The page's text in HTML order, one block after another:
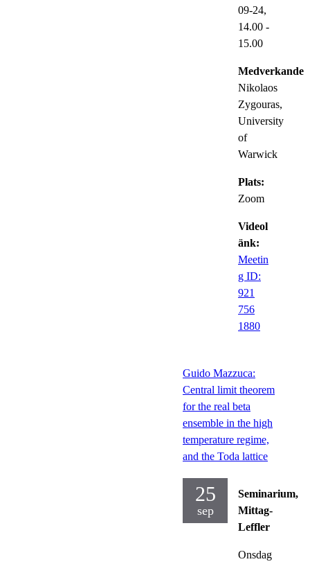
09-24,
14.00 -
15.00
Medverkande:
Nikolaos
Zygouras,
University
of
Warwick
Plats:
Zoom
Videol
änk:
Meetin
g ID:
921
756
1880
Guido Mazzuca:
Central limit theorem
for the real beta
ensemble in the high
temperature regime,
and the Toda lattice
25
sep
Seminarium,
Mittag-
Leffler
Onsdag